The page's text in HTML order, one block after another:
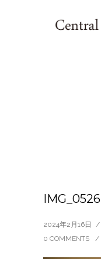
IMG_0526
2024年2月16日 /
0 COMMENTS
/